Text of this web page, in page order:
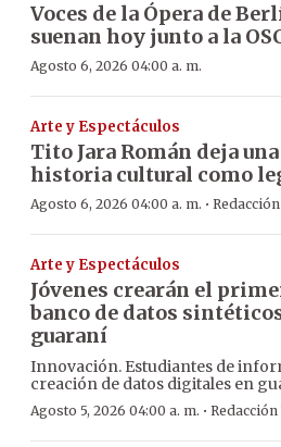
Voces de la Ópera de
suenan hoy junto a la
Agosto 6, 2026 04:00 a. m.
Arte y Espectáculos
Tito Jara Román deja
historia cultural como
Agosto 6, 2026 04:00 a. m. ·
Arte y Espectáculos
Jóvenes crearán el
banco de datos
guaraní
Innovación. Estudiantes de
creación de datos digitales en
Agosto 5, 2026 04:00 a. m. · Redacción